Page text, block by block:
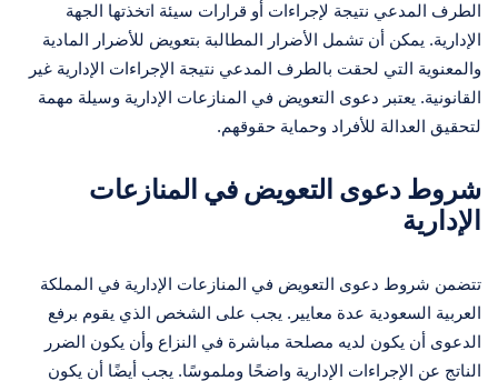
الطرف المدعي نتيجة لإجراءات أو قرارات سيئة اتخذتها الجهة
الإدارية. يمكن أن تشمل الأضرار المطالبة بتعويض للأضرار المادية
والمعنوية التي لحقت بالطرف المدعي نتيجة الإجراءات الإدارية غير
القانونية. يعتبر دعوى التعويض في المنازعات الإدارية وسيلة مهمة
لتحقيق العدالة للأفراد وحماية حقوقهم.
شروط دعوى التعويض في المنازعات
الإدارية
تتضمن شروط دعوى التعويض في المنازعات الإدارية في المملكة
العربية السعودية عدة معايير. يجب على الشخص الذي يقوم برفع
الدعوى أن يكون لديه مصلحة مباشرة في النزاع وأن يكون الضرر
الناتج عن الإجراءات الإدارية واضحًا وملموسًا. يجب أيضًا أن يكون